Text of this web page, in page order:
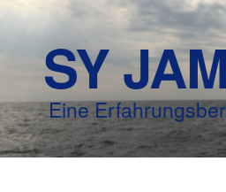
SY
Eine